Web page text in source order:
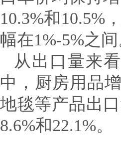
10.3%和10.5%
幅在1%-5%之间
从出口量来
中，厨房用品
地毯等产品出
8.6%和22.1%。